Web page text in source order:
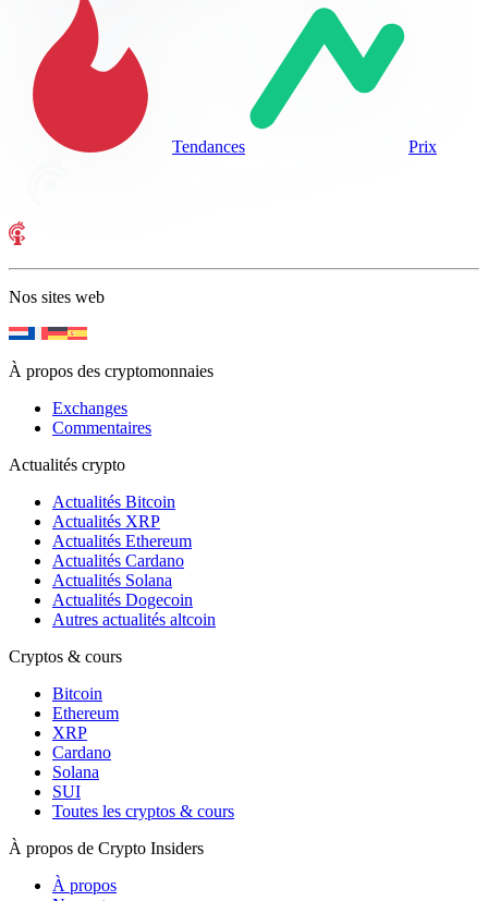
Tendances Prix
Nos sites web
À propos des cryptomonnaies
Exchanges
Commentaires
Actualités crypto
Actualités Bitcoin
Actualités XRP
Actualités Ethereum
Actualités Cardano
Actualités Solana
Actualités Dogecoin
Autres actualités altcoin
Cryptos & cours
Bitcoin
Ethereum
XRP
Cardano
Solana
SUI
Toutes les cryptos & cours
À propos de Crypto Insiders
À propos